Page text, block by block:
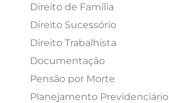
Direito de Família
Direito Sucessório
Direito Trabalhista
Documentação
Pensão por Morte
Planejamento Previdenciário